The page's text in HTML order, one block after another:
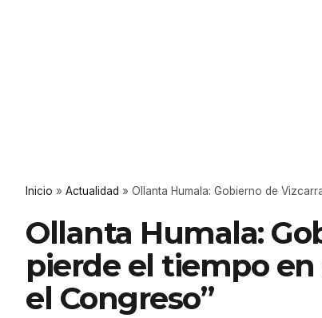
Inicio » Actualidad » Ollanta Humala: Gobierno de
Ollanta Humala:
pierde el tiempo
el Congreso”